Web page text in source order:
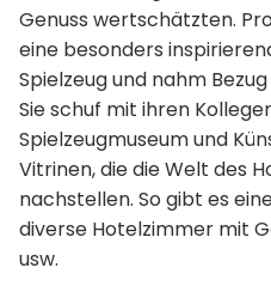
Genuss wertschätzten.
eine besonders
Spielzeug und nahm
Sie schuf mit ihren
Spielzeugmuseum und
Vitrinen, die die Welt des
nachstellen. So gibt es
diverse Hotelzimmer mit
usw.